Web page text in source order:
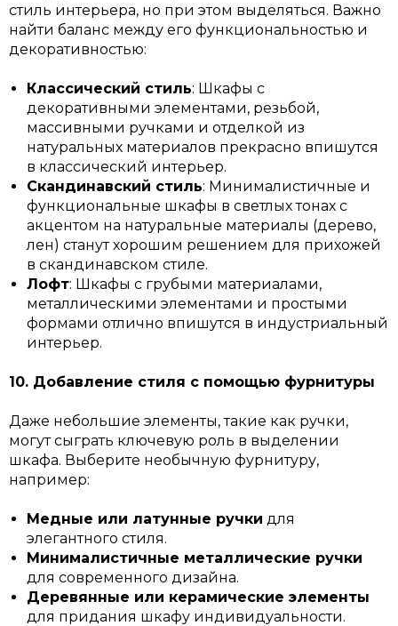
стиль интерьера, но при этом выделяться. Важно
найти баланс между его функциональностью и
декоративностью:
Классический стиль: Шкафы с
декоративными элементами, резьбой,
массивными ручками и отделкой из
натуральных материалов прекрасно впишутся
в классический интерьер.
Скандинавский стиль: Минималистичные и
функциональные шкафы в светлых тонах с
акцентом на натуральные материалы (дерево,
лен) станут хорошим решением для прихожей
в скандинавском стиле.
Лофт: Шкафы с грубыми материалами,
металлическими элементами и простыми
формами отлично впишутся в индустриальный
интерьер.
10. Добавление стиля с помощью фурнитуры
Даже небольшие элементы, такие как ручки,
могут сыграть ключевую роль в выделении
шкафа. Выберите необычную фурнитуру,
например:
Медные или латунные ручки для
элегантного стиля.
Минималистичные металлические ручки
для современного дизайна.
Деревянные или керамические элементы
для придания шкафу индивидуальности.